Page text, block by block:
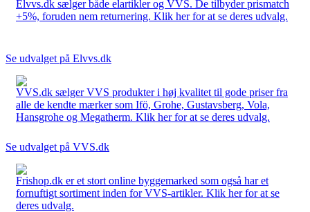
Elvvs.dk sælger både elartikler og VVS. De tilbyder prismatch
+5%, foruden nem returnering. Klik her for at se deres udvalg.
Se udvalget på Elvvs.dk
VVS.dk sælger VVS produkter i høj kvalitet til gode priser fra
alle de kendte mærker som Ifö, Grohe, Gustavsberg, Vola,
Hansgrohe og Megatherm. Klik her for at se deres udvalg.
Se udvalget på VVS.dk
Frishop.dk er et stort online byggemarked som også har et
fornuftigt sortiment inden for VVS-artikler. Klik her for at se
deres udvalg.